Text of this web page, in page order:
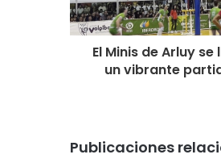
El Minis de Arluy
un vibrante
Publicaciones